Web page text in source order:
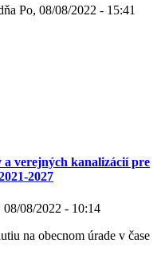
Po, 08/08/2022 - 15:41
verejných kanalizácií pre
2027
08/08/2022 - 10:14
na obecnom úrade v čase